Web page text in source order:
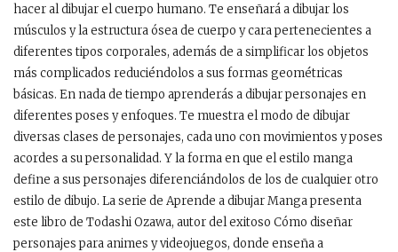
hacer al dibujar el cuerpo humano. Te enseñará a dibujar los
músculos y la estructura ósea de cuerpo y cara pertenecientes a
diferentes tipos corporales, además de a simplificar los objetos
más complicados reduciéndolos a sus formas geométricas
básicas. En nada de tiempo aprenderás a dibujar personajes en
diferentes poses y enfoques. Te muestra el modo de dibujar
diversas clases de personajes, cada uno con movimientos y poses
acordes a su personalidad. Y la forma en que el estilo manga
define a sus personajes diferenciándolos de los de cualquier otro
estilo de dibujo. La serie de Aprende a dibujar Manga presenta
este libro de Todashi Ozawa, autor del exitoso Cómo diseñar
personajes para animes y videojuegos, donde enseña a